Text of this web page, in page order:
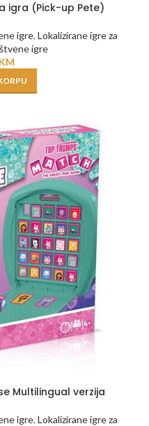
igra (Pick-up Pete)
igre, Lokalizirane igre za
igre
KM
Multilingual verzija
igre, Lokalizirane igre za